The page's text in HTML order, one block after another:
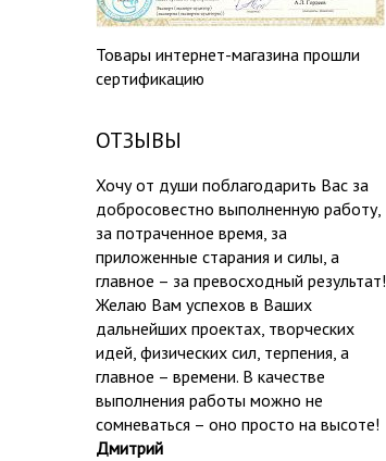
Товары интернет-магазина прошли
сертификацию
ОТЗЫВЫ
Хочу от души поблагодарить Вас за
добросовестно выполненную работу,
за потраченное время, за
приложенные старания и силы, а
главное – за превосходный результат!
Желаю Вам успехов в Ваших
дальнейших проектах, творческих
идей, физических сил, терпения, а
главное – времени. В качестве
выполнения работы можно не
сомневаться – оно просто на высоте!
Дмитрий